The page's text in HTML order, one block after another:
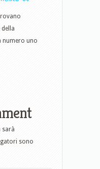
della
numero uno
sarà
sono